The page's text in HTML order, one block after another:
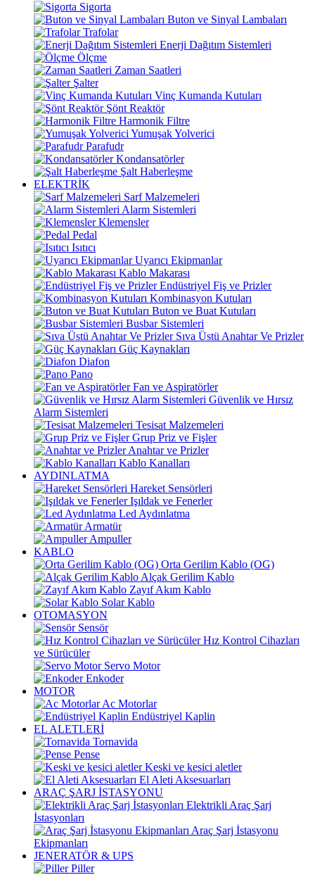
Sigorta
Buton ve Sinyal Lambaları
Trafolar
Enerji Dağıtım Sistemleri
Ölçme
Zaman Saatleri
Şalter
Vinç Kumanda Kutuları
Şönt Reaktör
Harmonik Filtre
Yumuşak Yolverici
Parafudr
Kondansatörler
Şalt Haberleşme
ELEKTRİK
Sarf Malzemeleri
Alarm Sistemleri
Klemensler
Pedal
Isıtıcı
Uyarıcı Ekipmanlar
Kablo Makarası
Endüstriyel Fiş ve Prizler
Kombinasyon Kutuları
Buton ve Buat Kutuları
Busbar Sistemleri
Sıva Üstü Anahtar Ve Prizler
Güç Kaynakları
Diafon
Pano
Fan ve Aspiratörler
Güvenlik ve Hırsız
Alarm Sistemleri
Tesisat Malzemeleri
Grup Priz ve Fişler
Anahtar ve Prizler
Kablo Kanalları
AYDINLATMA
Hareket Sensörleri
Işıldak ve Fenerler
Led Aydınlatma
Armatür
Ampuller
KABLO
Orta Gerilim Kablo (OG)
Alçak Gerilim Kablo
Zayıf Akım Kablo
Solar Kablo
OTOMASYON
Sensör
Hız Kontrol Cihazları
ve Sürücüler
Servo Motor
Enkoder
MOTOR
Ac Motorlar
Endüstriyel Kaplin
EL ALETLERİ
Tornavida
Pense
Keski ve kesici aletler
El Aleti Aksesuarları
ARAÇ ŞARJ İSTASYONU
Elektrikli Araç Şarj
İstasyonları
Araç Şarj İstasyonu
Ekipmanları
JENERATÖR & UPS
Piller